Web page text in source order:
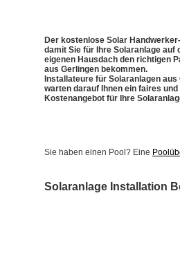
Der kostenlose Solar
damit Sie für Ihre Solaranlage auf
eigenen Hausdach den richtigen
aus Gerlingen bekommen.
Installateure für Solaranlagen aus
warten darauf Ihnen ein faires
Kostenangebot für Ihre
Sie haben einen Pool? Eine
Solaranlage Installation